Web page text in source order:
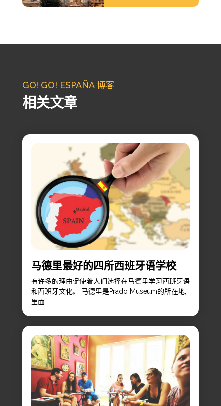
GO! GO! ESPAÑA 博客
相关文章
马德里最好的四所西班牙语学校
有许多的理由促使着人们选择在马德里学习西班牙语
和西班牙文化。 马德里是Prado Museum的所在地,
里面...